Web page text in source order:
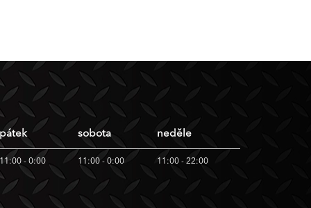
sobota neděle
- 0:00 11:00 - 0:00 11:00 - 22:00